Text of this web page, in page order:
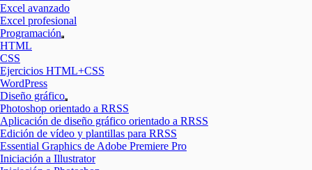
el
submenú
Excel avanzado
Excel profesional
Programación
Mostrar
HTML
CSS
Ejercicios HTML+CSS
WordPress
Diseño gráfico
Mostrar
el
submenú
Photoshop orientado a RRSS
Aplicación de diseño gráfico orientado a RRSS
Edición de vídeo y plantillas para RRSS
Essential Graphics de Adobe Premiere Pro
Iniciación a Illustrator